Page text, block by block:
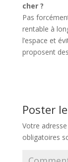
cher ?
Pas
rentable à
l’espace et
proposent
Poster
Votre
obligatoires